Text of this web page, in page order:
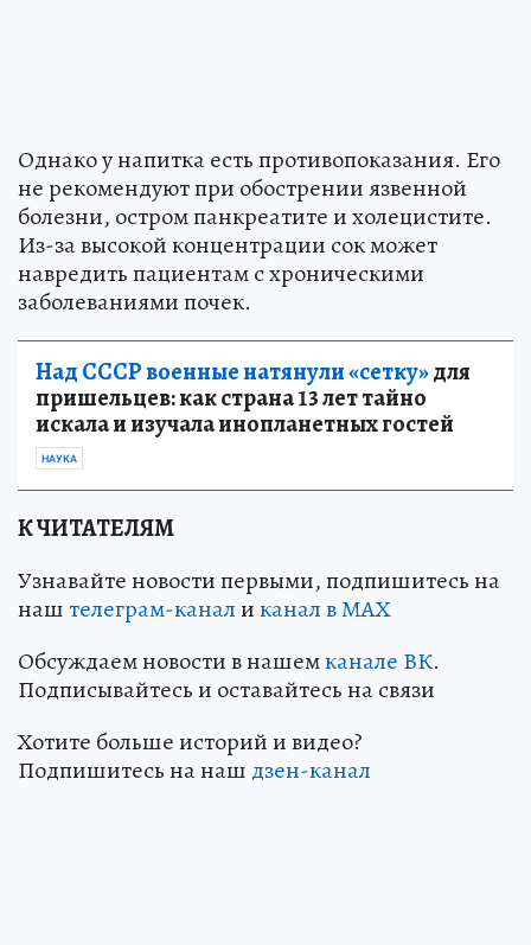
Однако у напитка есть противопоказания. Его
не рекомендуют при обострении язвенной
болезни, остром панкреатите и холецистите.
Из-за высокой концентрации сок может
навредить пациентам с хроническими
заболеваниями почек.
Над СССР военные натянули «сетку»для
пришельцев: как страна 13 лет тайно
искала и изучала инопланетных гостей
НАУКА
К ЧИТАТЕЛЯМ
Узнавайте новости первыми, подпишитесь на
наштелеграм-каналиканал в МАХ
Обсуждаем новости в нашемканале ВК.
Подписывайтесь и оставайтесь на связи
Хотите больше историй и видео?
Подпишитесь на наш дзен-канал